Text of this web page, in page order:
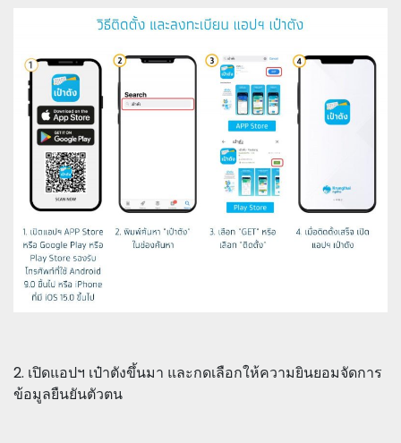
2. เปิดแอปฯ เป๋าตังขึ้นมา และกดเลือกให้ความยินยอมจัดการ
ข้อมูลยืนยันตัวตน